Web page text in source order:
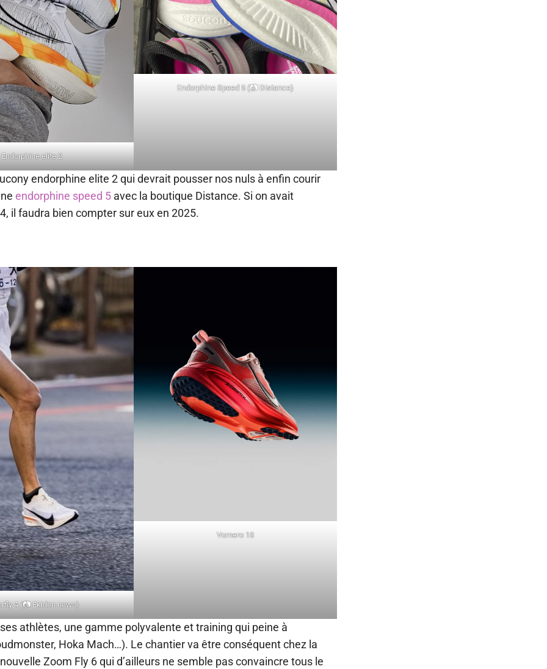
Endorphine elite 2
Endorphine Speed 5 (📷 Distance)
endorphine elite 2 qui devrait pousser nos nuls à enfin courir
endorphine speed 5 avec la boutique Distance. Si on avait
il faudra bien compter sur eux en 2025.
4 (📷 Ekiden news)
Vomero 18
athlètes, une gamme polyvalente et training qui peine à
Hoka Mach…). Le chantier va être conséquent chez la
Zoom Fly 6 qui d’ailleurs ne semble pas convaincre tous le